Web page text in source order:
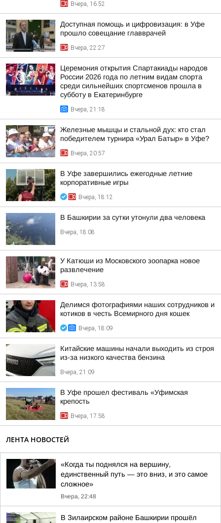
Вчера, 16:52
Доступная помощь и цифровизация: в Уфе
прошло совещание главврачей
Вчера, 22:27
Церемония открытия Спартакиады народов
России 2026 года по летним видам спорта
среди сильнейших спортсменов прошла в
субботу в Екатеринбурге
Вчера, 21:18
Железные мышцы и стальной дух: кто стал
победителем турнира «Урал Батыр» в Уфе?
Вчера, 20:57
В Уфе завершились ежегодные летние
корпоративные игры
Вчера, 18:12
В Башкирии за сутки утонули два человека
Вчера, 18:08
У Катюши из Московского зоопарка новое
развлечение
Вчера, 13:58
Делимся фотографиями наших сотрудников и
котиков в честь Всемирного дня кошек
Вчера, 18:09
Китайские машины начали выходить из строя
из-за низкого качества бензина
Вчера, 21:09
В Уфе прошел фестиваль «Уфимская
крепость
Вчера, 17:58
ЛЕНТА НОВОСТЕЙ
«Когда ты поднялся на вершину,
единственный путь — это вниз, и это самое
сложное»
Вчера, 22:48
В Зилаирском районе Башкирии прошёл